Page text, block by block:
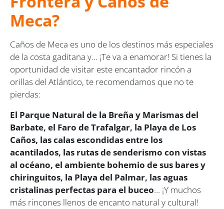
Meca?
Caños de Meca es uno de los destinos más especiales
de la costa gaditana y... ¡Te va a enamorar! Si tienes la
oportunidad de visitar este encantador rincón a
orillas del Atlántico, te recomendamos que no te
pierdas:
El Parque Natural de la Breña y Marismas del
Barbate, el Faro de Trafalgar, la Playa de Los
Caños, las calas escondidas entre los
acantilados, las rutas de senderismo con vistas
al océano, el ambiente bohemio de sus bares y
chiringuitos, la Playa del Palmar, las aguas
cristalinas perfectas para el buceo… ¡Y muchos
más rincones llenos de encanto natural y cultural!